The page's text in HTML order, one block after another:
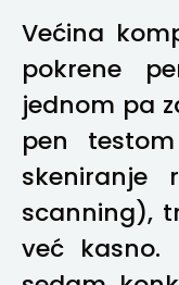
Većina
pokrene
jednom pa
pen
skeniranje
scanning),
već kasno.